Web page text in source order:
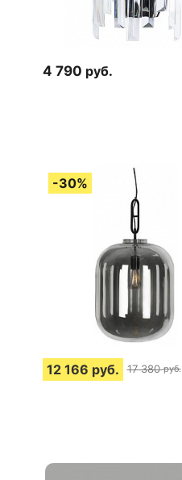
4 790 руб.
12 166 руб. 17 380 руб.